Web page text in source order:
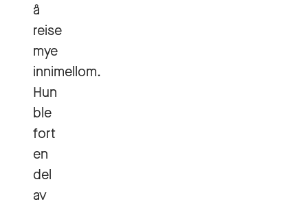
å
reise
mye
innimellom.
Hun
ble
fort
en
del
av